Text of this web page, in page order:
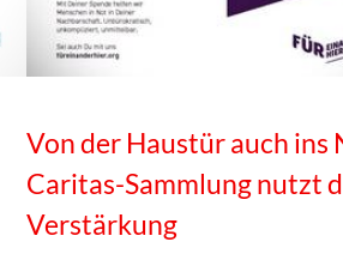
Von der Haustür auch ins
Caritas-Sammlung nutzt
Verstärkung